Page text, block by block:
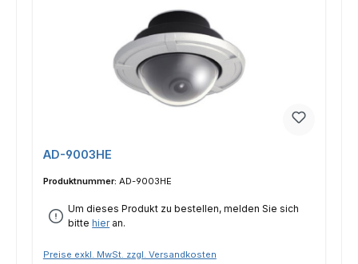
AD-9003HE
Produktnummer: AD-9003HE
Um dieses Produkt zu bestellen, melden Sie sich
bittehieran.
Preise exkl. MwSt. zzgl. Versandkosten